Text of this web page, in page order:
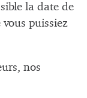
la date de
vous puissiez
nos